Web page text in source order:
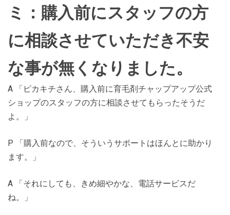
ミ：購入前にスタッフの方
に相談させていただき不安
な事が無くなりました。
A 「ピカキチさん、購入前に育毛剤チャップアップ公式
ショップのスタッフの方に相談させてもらったそうだ
よ。」
P 「購入前なので、そういうサポートはほんとに助かり
ます。」
A 「それにしても、きめ細やかな、電話サービスだ
ね。」